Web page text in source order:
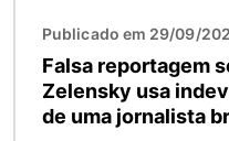
Publicado em 29/09/
Falsa reportagem
Zelensky usa
de uma jornalista